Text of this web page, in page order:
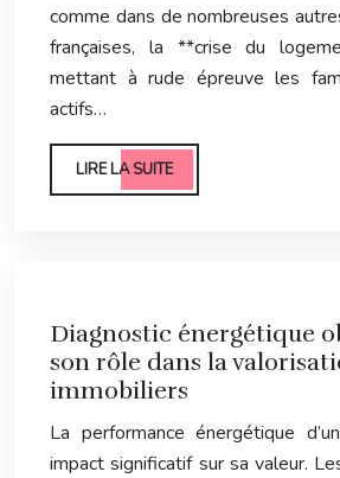
comme dans de nombreuses
françaises, la **crise du
mettant à rude épreuve les
actifs…
LIRE LA SUITE
Diagnostic énergétique
son rôle dans la
immobiliers
La performance énergétique
impact significatif sur sa valeur.